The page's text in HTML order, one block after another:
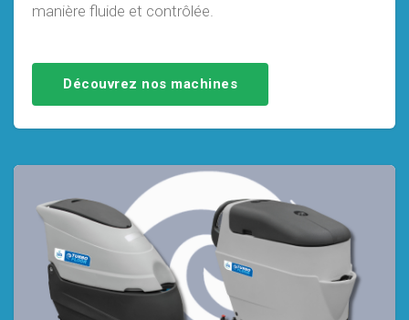
manière fluide et contrôlée.
Découvrez nos machines